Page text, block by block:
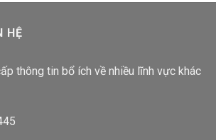
HỆ
thông tin bổ ích về nhiều lĩnh vực khác